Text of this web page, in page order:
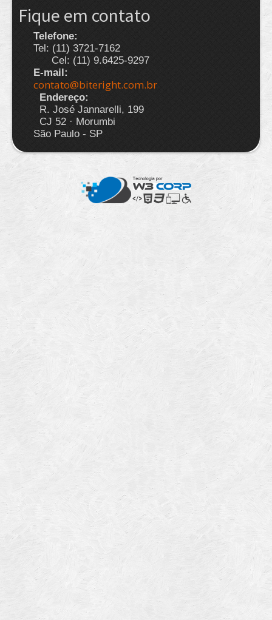
Fique em contato
Telefone:
Tel: (11) 3721-7162
Cel: (11) 9.6425-9297
E-mail:
contato@biteright.com.br
Endereço:
R. José Jannarelli, 199
CJ 52 · Morumbi
São Paulo - SP